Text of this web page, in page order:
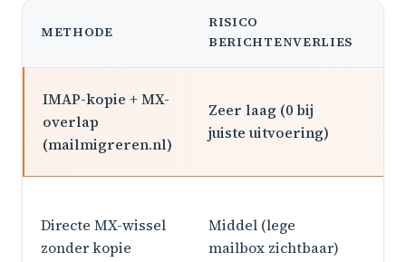
METHODE
RISICO
BERICHTENVERLIES
IMAP-kopie + MX-
overlap
(mailmigreren.nl)
Zeer laag (0 bij
juiste uitvoering)
Directe MX-wissel
zonder kopie
Middel (lege
mailbox zichtbaar)